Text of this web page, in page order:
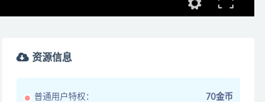
资源信息
普通用户特权： 70金币